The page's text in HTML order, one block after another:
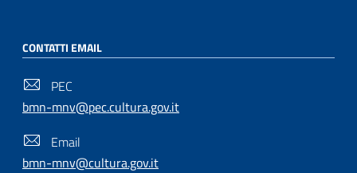
CONTATTI EMAIL
PEC
bmn-mnv@pec.cultura.gov.it
Email
bmn-mnv@cultura.gov.it